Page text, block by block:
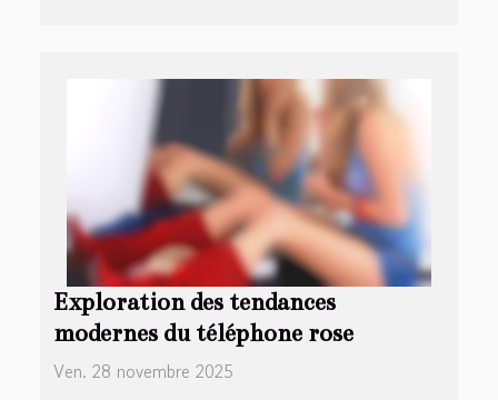
Exploration des tendances
modernes du téléphone rose
Ven. 28 novembre 2025